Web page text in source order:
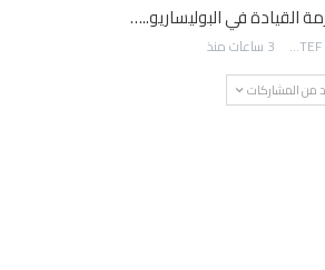
القيادة في البوليساريو..…
AWATEF ABDELHAMED 3 ساعات منذ
من المشاركات